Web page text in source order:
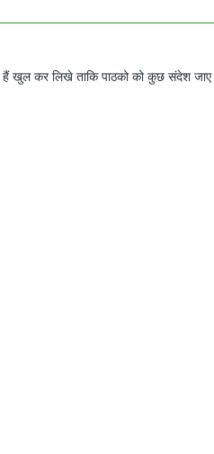
खुल कर लिखे ताकि पाठको को कुछ संदेश जाए